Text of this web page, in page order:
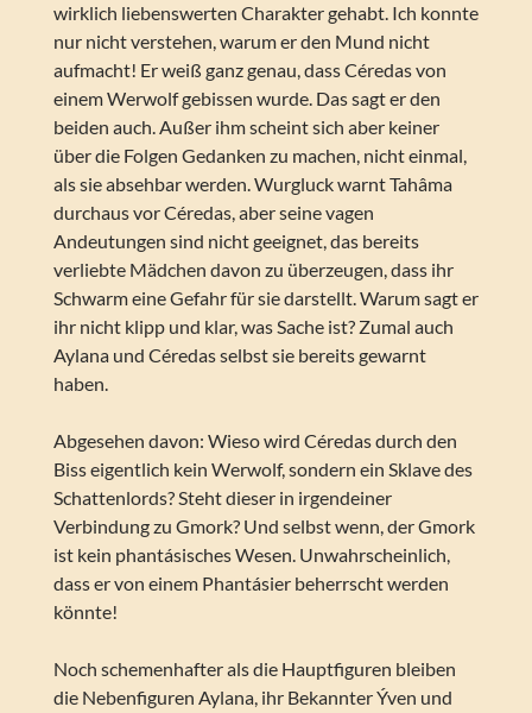
wirklich liebenswerten Charakter gehabt. Ich konnte
nur nicht verstehen, warum er den Mund nicht
aufmacht! Er weiß ganz genau, dass Céredas von
einem Werwolf gebissen wurde. Das sagt er den
beiden auch. Außer ihm scheint sich aber keiner
über die Folgen Gedanken zu machen, nicht einmal,
als sie absehbar werden. Wurgluck warnt Tahâma
durchaus vor Céredas, aber seine vagen
Andeutungen sind nicht geeignet, das bereits
verliebte Mädchen davon zu überzeugen, dass ihr
Schwarm eine Gefahr für sie darstellt. Warum sagt er
ihr nicht klipp und klar, was Sache ist? Zumal auch
Aylana und Céredas selbst sie bereits gewarnt
haben.
Abgesehen davon: Wieso wird Céredas durch den
Biss eigentlich kein Werwolf, sondern ein Sklave des
Schattenlords? Steht dieser in irgendeiner
Verbindung zu Gmork? Und selbst wenn, der Gmork
ist kein phantásisches Wesen. Unwahrscheinlich,
dass er von einem Phantásier beherrscht werden
könnte!
Noch schemenhafter als die Hauptfiguren bleiben
die Nebenfiguren Aylana, ihr Bekannter Ýven und